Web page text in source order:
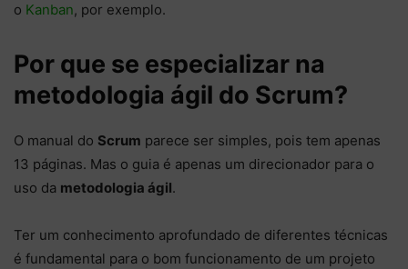
o Kanban, por exemplo.
Por que se especializar na
metodologia ágil do Scrum?
O manual do Scrum parece ser simples, pois tem apenas
13 páginas. Mas o guia é apenas um direcionador para o
uso da metodologia ágil.
Ter um conhecimento aprofundado de diferentes técnicas
é fundamental para o bom funcionamento de um projeto